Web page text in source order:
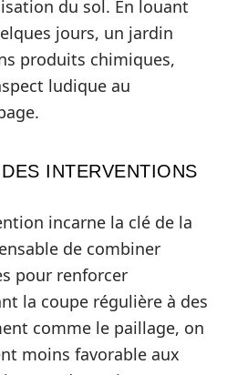
du sol. En louant
jours, un jardin
produits chimiques,
ludique au
INTERVENTIONS
incarne la clé de la
de combiner
pour renforcer
la coupe régulière à des
comme le paillage, on
moins favorable aux